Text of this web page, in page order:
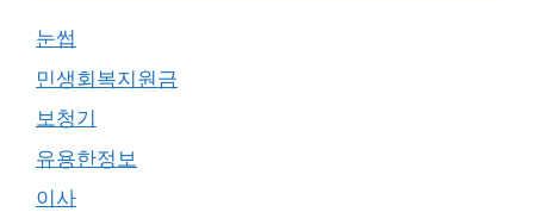
눈썹
민생회복지원금
보청기
유용한정보
이사